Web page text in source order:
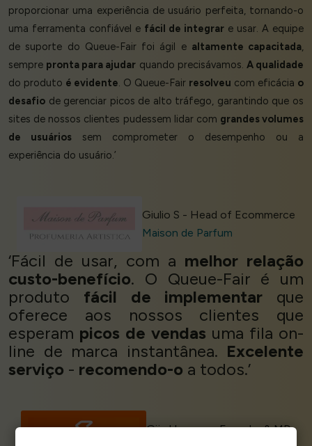
proporcionar uma experiência de usuário perfeita, tornando-o
uma ferramenta confiável e fácil de integrar e usar. A equipe
de suporte do Queue-Fair foi ágil e altamente capacitada,
sempre pronta para ajudar quando precisávamos. A qualidade
do produto é evidente. O Queue-Fair resolveu com eficácia o
desafio de gerenciar picos de alto tráfego, garantindo que os
sites de nossos clientes pudessem lidar com grandes volumes
de usuários sem comprometer o desempenho ou a
experiência do usuário.’
Giulio S - Head of Ecommerce
Maison de Parfum
‘Fácil de usar, com a melhor relação
custo-benefício. O Queue-Fair é um
produto fácil de implementar que
oferece aos nossos clientes que
esperam picos de vendas uma fila on-
line de marca instantânea. Excelente
serviço - recomendo-o a todos.’
Gijs Haccou - Founder & MD